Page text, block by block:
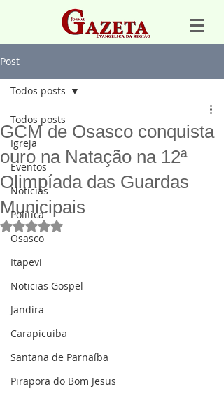
Post
Todos posts
Igreja
Eventos
Notícias
Política
Osasco
Itapevi
Noticias Gospel
Jandira
Carapicuiba
Santana de Parnaíba
Pirapora do Bom Jesus
Todos posts
GCM de Osasco conquista
ouro na Natação na 12ª
Olimpíada das Guardas
Municipais
Avaliado com NaN de 5 estrelas.